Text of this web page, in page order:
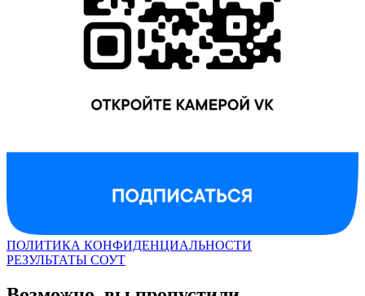
ПОЛИТИКА КОНФИДЕНЦИАЛЬНОСТИ
РЕЗУЛЬТАТЫ СОУТ